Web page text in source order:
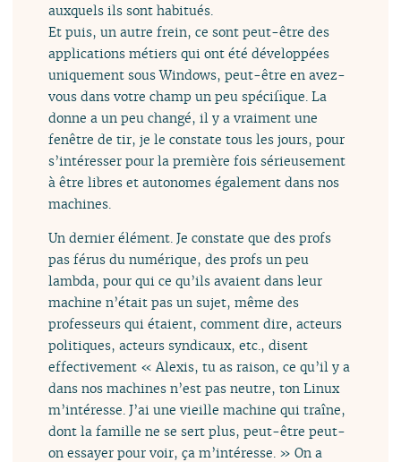
auxquels ils sont habitués.
Et puis, un autre frein, ce sont peut-être des
applications métiers qui ont été développées
uniquement sous Windows, peut-être en avez-
vous dans votre champ un peu spécifique. La
donne a un peu changé, il y a vraiment une
fenêtre de tir, je le constate tous les jours, pour
s’intéresser pour la première fois sérieusement
à être libres et autonomes également dans nos
machines.
Un dernier élément. Je constate que des profs
pas férus du numérique, des profs un peu
lambda, pour qui ce qu’ils avaient dans leur
machine n’était pas un sujet, même des
professeurs qui étaient, comment dire, acteurs
politiques, acteurs syndicaux, etc., disent
effectivement « Alexis, tu as raison, ce qu’il y a
dans nos machines n’est pas neutre, ton Linux
m’intéresse. J’ai une vieille machine qui traîne,
dont la famille ne se sert plus, peut-être peut-
on essayer pour voir, ça m’intéresse. » On a